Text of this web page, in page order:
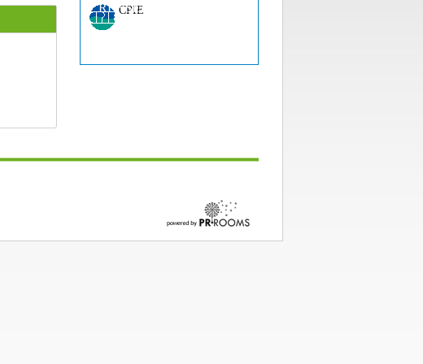
RENSEIGNEMENT ?
CPIE